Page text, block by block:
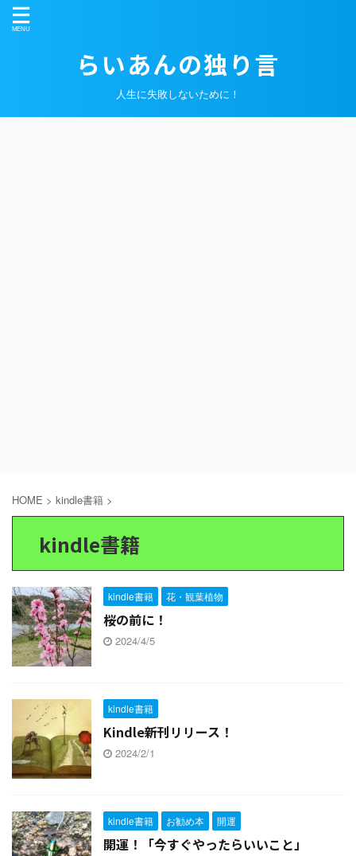
らいあんの独り言
人生に失敗しないために！
HOME > kindle書籍 >
kindle書籍
kindle書籍 花・観葉植物
桜の前に！
2024/4/5
kindle書籍
Kindle新刊リリース！
2024/2/1
kindle書籍 お勧め本 開運
開運！「今すぐやったらいいこと」